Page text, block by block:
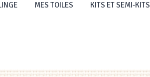
MES TOILES KITS ET SEMI-KITS